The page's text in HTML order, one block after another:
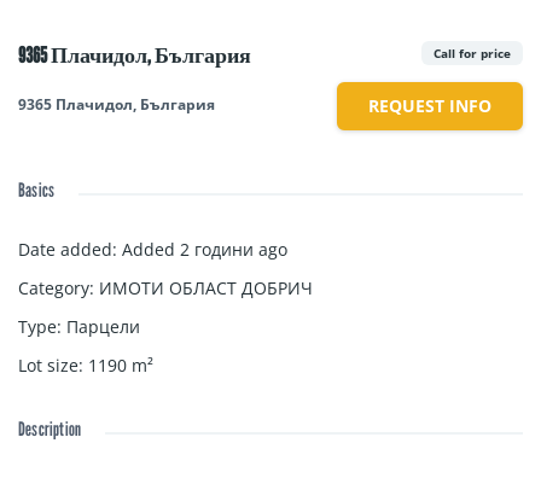
9365 Плачидол, България
9365 Плачидол, България
Call for price
REQUEST INFO
Basics
Date added: Added 2 години ago
Category: ИМОТИ ОБЛАСТ ДОБРИЧ
Type: Парцели
Lot size: 1190 m²
Description